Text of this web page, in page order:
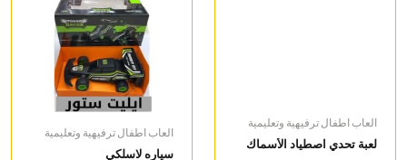
العاب اطفال ترفيهية وتعليمية
لعبة تحدي اصطياد الأسماك
العاب اطفال ترفيهية وتعليمية
سياره لاسلكي